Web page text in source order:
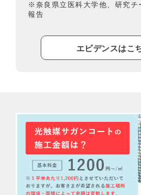
※奈良県立医科大学他、研究チ
報告
エビデンスはこ